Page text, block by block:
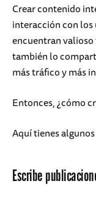
Crear contenido
interacción con los
encuentran
también lo
más tráfico y más
Entonces, ¿cómo
Aquí tienes
Escribe